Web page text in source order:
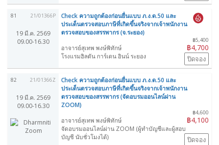
81 21/01366P
19 มี.ค. 2569
09.00-16.30
Check ความถูกต้องก่อนยื่นแบบ ภ.ง.ด.50 และ
ประเด็นตรวจสอบภาษีที่เกิดขึ้นจริงจากเจ้าพนักงาน
ตรวจสอบของสรรพากร (จ.ระยอง)
฿5,400
฿4,700
อาจารย์สุเทพ พงษ์พิทักษ์
โรงแรมฮิลตัน การ์เดน อินน์ ระยอง
ปิดจอง
82 21/01366Z
19 มี.ค. 2569
09.00-16.30
Check ความถูกต้องก่อนยื่นแบบ ภ.ง.ด.50 และ
ประเด็นตรวจสอบภาษีที่เกิดขึ้นจริงจากเจ้าพนักงาน
ตรวจสอบของสรรพากร (จัดอบรมออนไลน์ผ่าน
ZOOM)
฿4,600
฿4,100
อาจารย์สุเทพ พงษ์พิทักษ์
จัดอบรมออนไลน์ผ่าน ZOOM (ผู้ทำบัญชีและผู้สอบ
บัญชี นับชั่วโมงได้)
ปิดจอง